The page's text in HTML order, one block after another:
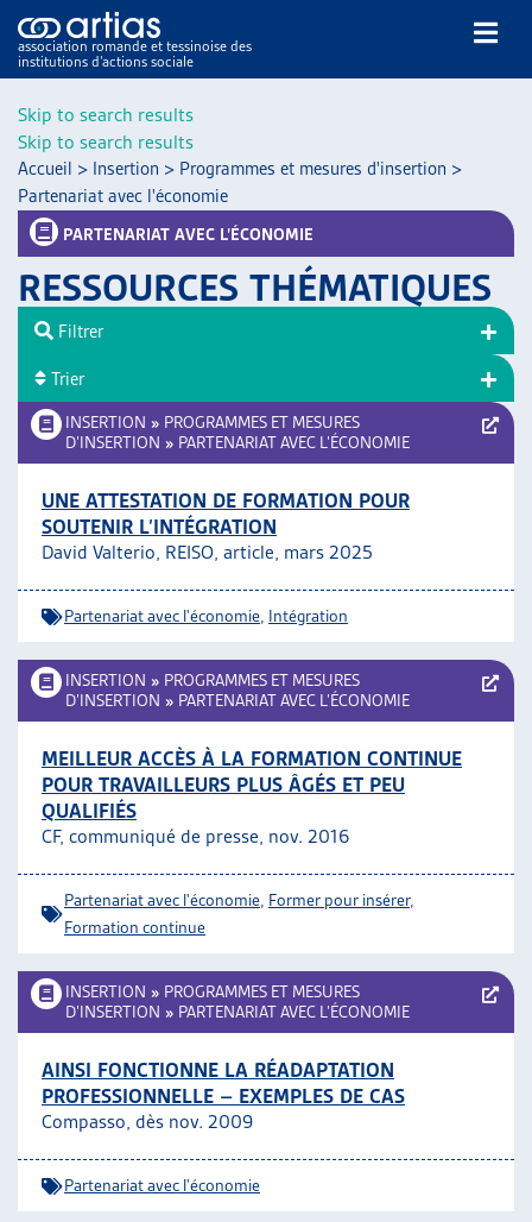
Skip to search results
Skip to search results
association romande et tessinoise des
institutions d’actions sociale
NOS PUBLICATIONS
ARTICLES
VEILLE
RESSOURCES
THÉMATIQUES
AUTRES
ARTIAS
PROJETS ET ACTIVITÉS
Accueil > Insertion > Programmes et mesures d'insertion >
Partenariat avec l'économie
PARTENARIAT AVEC L’ÉCONOMIE
RESSOURCES THÉMATIQUES
INSERTION » PROGRAMMES ET MESURES
D’INSERTION » PARTENARIAT AVEC L’ÉCONOMIE
UNE ATTESTATION DE FORMATION POUR
SOUTENIR L’INTÉGRATION
David Valterio, REISO, article, mars 2025
Partenariat avec l'économie Intégration
INSERTION » PROGRAMMES ET MESURES
D’INSERTION » PARTENARIAT AVEC L’ÉCONOMIE
MEILLEUR ACCÈS À LA FORMATION CONTINUE
POUR TRAVAILLEURS PLUS ÂGÉS ET PEU
QUALIFIÉS
CF, communiqué de presse, nov. 2016
Partenariat avec l'économie Former pour insérer,
Formation continue
INSERTION » PROGRAMMES ET MESURES
D’INSERTION » PARTENARIAT AVEC L’ÉCONOMIE
AINSI FONCTIONNE LA RÉADAPTATION
PROFESSIONNELLE – EXEMPLES DE CAS
Compasso, dès nov. 2009
Partenariat avec l'économie
Filtrer
Trier